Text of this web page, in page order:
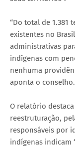
“Do total de 1.381
existentes no
administrativas
indígenas com
nenhuma
aponta o conselho.
O relatório
reestruturação,
responsáveis por
indígenas indicam